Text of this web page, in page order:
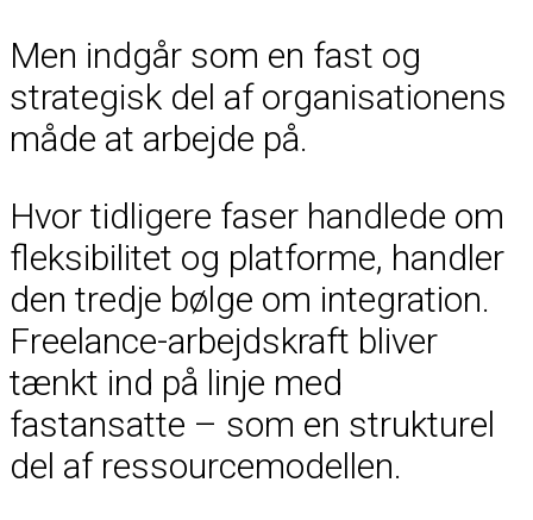
Men indgår som en fast og
strategisk del af organisationens
måde at arbejde på.
Hvor tidligere faser handlede om
fleksibilitet og platforme, handler
den tredje bølge om integration.
Freelance-arbejdskraft bliver
tænkt ind på linje med
fastansatte – som en strukturel
del af ressourcemodellen.